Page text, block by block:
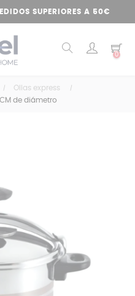
SUPERIORES A 50€
0
Ollas express
de diámetro